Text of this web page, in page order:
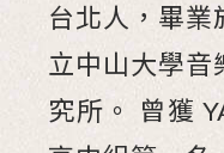
台北人，畢業
立中山大學音
究所。 曾獲